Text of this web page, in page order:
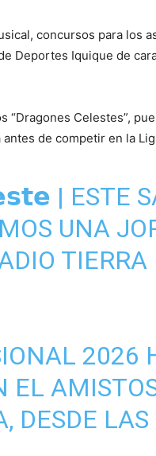
concursos para los
Deportes Iquique de
“Dragones Celestes”,
de competir en la
| ESTE
UNA
TIERRA
2026
EL
DESDE